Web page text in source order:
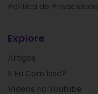
Política de Privacidade
Explore
Artigos
E Eu Com Isso?
Vídeos no Youtube